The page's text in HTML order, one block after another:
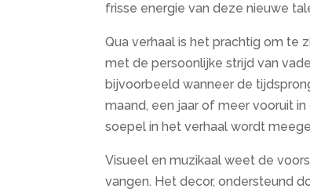
frisse energie van deze nieuwe
Qua verhaal is het prachtig om te
met de persoonlijke strijd van
bijvoorbeeld wanneer de
maand, een jaar of meer vooruit
soepel in het verhaal wordt
Visueel en muzikaal weet de
vangen. Het decor, ondersteund